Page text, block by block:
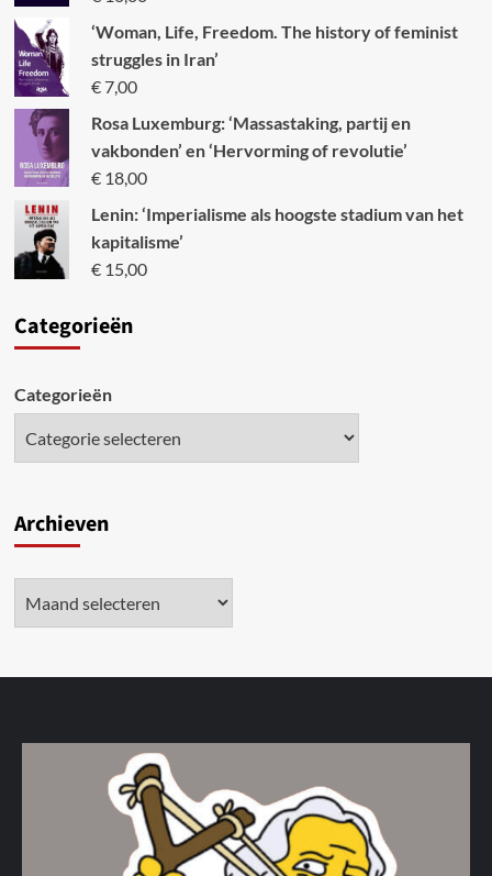
‘Woman, Life, Freedom. The history of feminist
struggles in Iran’
€7,00
Rosa Luxemburg: ‘Massastaking, partij en
vakbonden’ en ‘Hervorming of revolutie’
€18,00
Lenin: ‘Imperialisme als hoogste stadium van het
kapitalisme’
€15,00
Categorieën
Categorieën
Archieven